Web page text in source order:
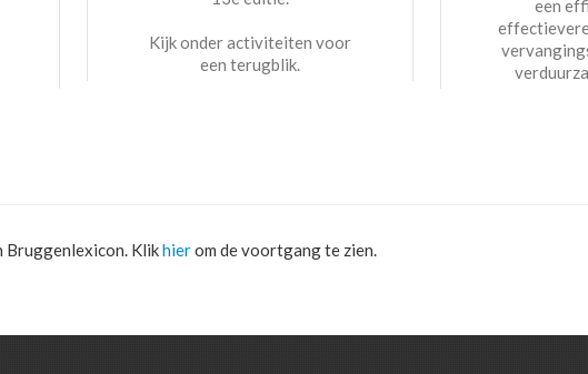
Kijk onder activiteiten voor
een terugblik.
een
Bruggenlexicon. Klikhierom de voortgang te zien.